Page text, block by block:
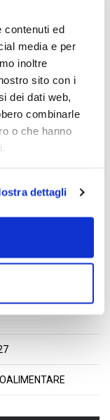
contenuti ed
media e per
inoltre
sito con i
dei dati web,
combinarle
o che hanno
dettagli
del...